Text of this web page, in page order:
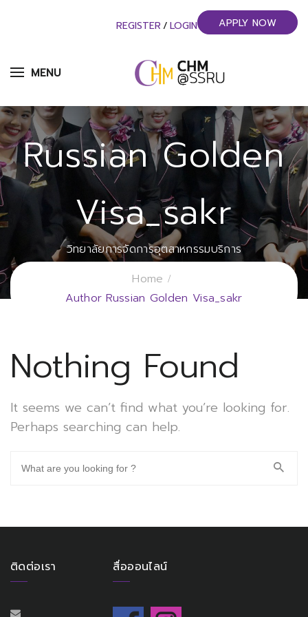
MENU
REGISTER / LOGIN APPLY NOW
Russian Golden
Visa_sakr
วิทยาลัยการจัดการอุตสาหกรรมบริการ
Home
Author Russian Golden Visa_sakr
Nothing Found
It seems we can’t find what you’re looking for.
Perhaps searching can help.
ติดต่อเรา สื่อออนไลน์